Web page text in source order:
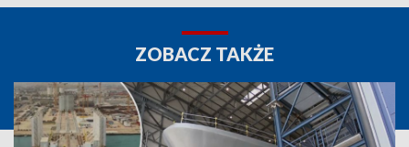
ZOBACZ TAKŻE